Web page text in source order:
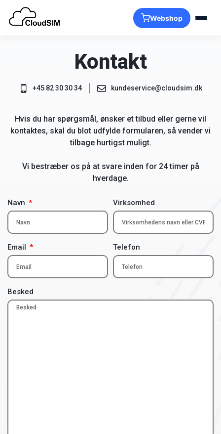
Webshop
Kontakt
+45 82 30 30 34 kundeservice@cloudsim.dk
Hvis du har spørgsmål, ønsker et tilbud eller gerne vil
kontaktes, skal du blot udfylde formularen, så vender vi
tilbage hurtigst muligt.
Vi bestræber os på at svare inden for 24 timer på
hverdage.
Navn Virksomhed
Email Telefon
Besked